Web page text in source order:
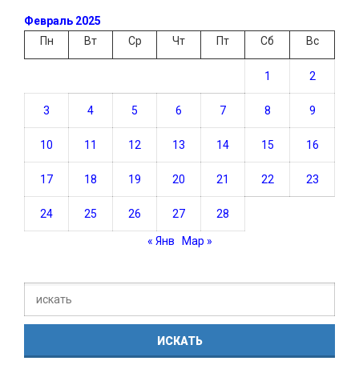
Февраль 2025
Пн
Вт Ср Чт Пт Сб Вс
1 2
3 4 5 6 7 8 9
10 11 12 13 14 15 16
17 18 19 20 21 22 23
24 25 26 27 28
« Янв Мар »